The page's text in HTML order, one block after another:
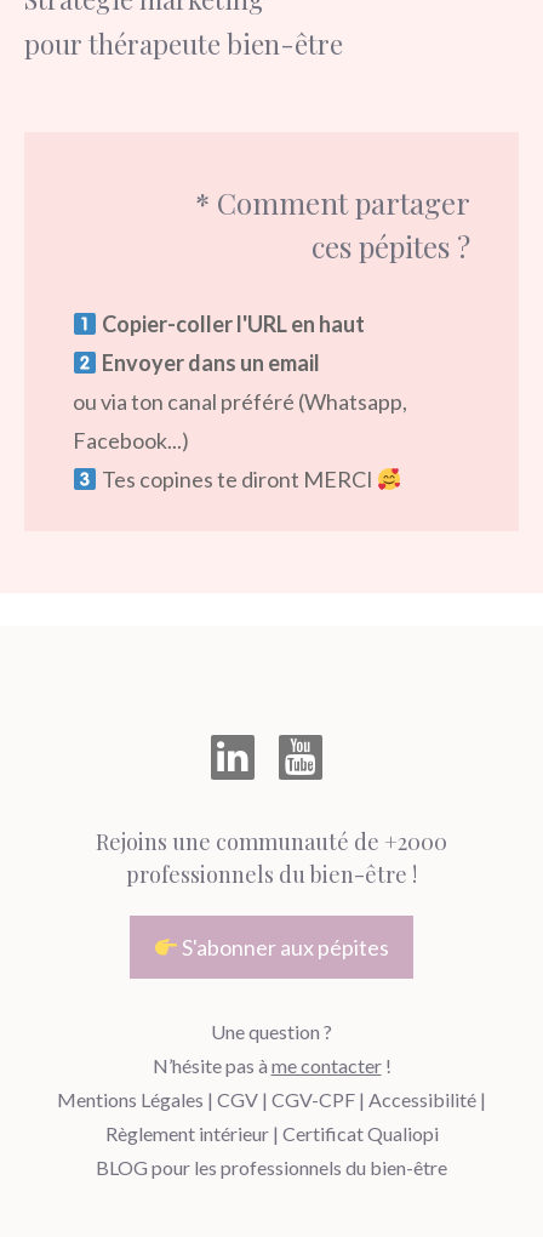
pour thérapeute bien-être
* Comment partager
ces pépites ?
Copier-coller l'URL en haut
Envoyer dans un email
ou via ton canal préféré (Whatsapp,
Facebook...)
Tes copines te diront MERCI
Rejoins une communauté de +2000
professionnels du bien-être !
S'abonner aux pépites
Une question ?
N’hésite pas à me contacter!
Mentions Légales | CGV | CGV-CPF | Accessibilité |
Règlement intérieur| Certificat Qualiopi
BLOG pour les professionnels du bien-être